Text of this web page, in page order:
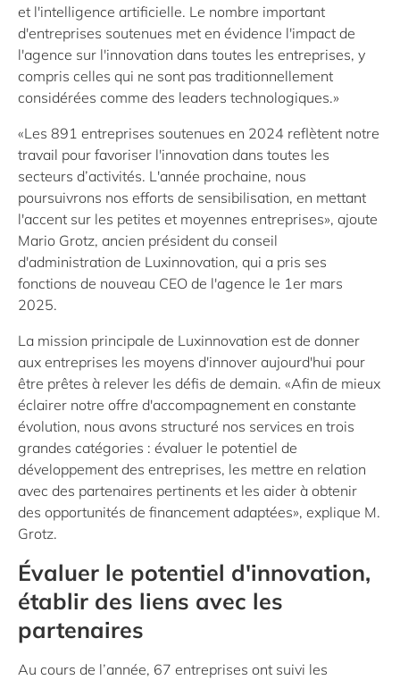
et l'intelligence artificielle. Le nombre important
d'entreprises soutenues met en évidence l'impact de
l'agence sur l'innovation dans toutes les entreprises, y
compris celles qui ne sont pas traditionnellement
considérées comme des leaders technologiques.»
«Les 891 entreprises soutenues en 2024 reflètent notre
travail pour favoriser l'innovation dans toutes les
secteurs d’activités. L'année prochaine, nous
poursuivrons nos efforts de sensibilisation, en mettant
l'accent sur les petites et moyennes entreprises», ajoute
Mario Grotz, ancien président du conseil
d'administration de Luxinnovation, qui a pris ses
fonctions de nouveau CEO de l'agence le 1er mars
2025.
La mission principale de Luxinnovation est de donner
aux entreprises les moyens d'innover aujourd'hui pour
être prêtes à relever les défis de demain. «Afin de mieux
éclairer notre offre d'accompagnement en constante
évolution, nous avons structuré nos services en trois
grandes catégories : évaluer le potentiel de
développement des entreprises, les mettre en relation
avec des partenaires pertinents et les aider à obtenir
des opportunités de financement adaptées», explique M.
Grotz.
Évaluer le potentiel d'innovation,
établir des liens avec les
partenaires
Au cours de l’année, 67 entreprises ont suivi les